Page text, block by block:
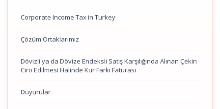
Corporate Income Tax in Turkey
Çözüm Ortaklarımız
Dövizli ya da Dövize Endeksli Satış Karşılığında Alınan Çekin
Ciro Edilmesi Halinde Kur Farkı Faturası
Duyurular